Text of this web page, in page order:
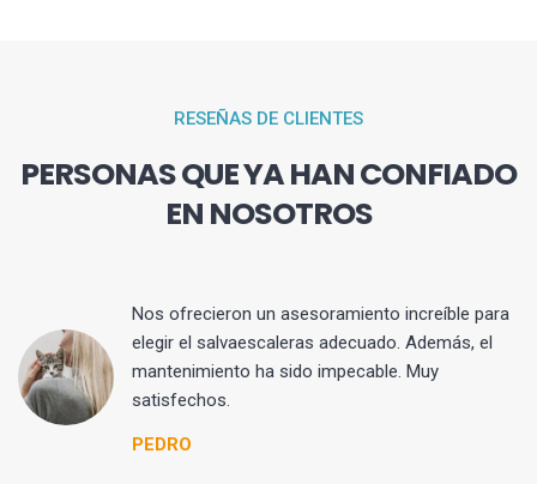
RESEÑAS DE CLIENTES
PERSONAS QUE YA HAN CONFIADO
EN NOSOTROS
Nos ofrecieron un asesoramiento increíble para
elegir el salvaescaleras adecuado. Además, el
mantenimiento ha sido impecable. Muy
satisfechos.
PEDRO